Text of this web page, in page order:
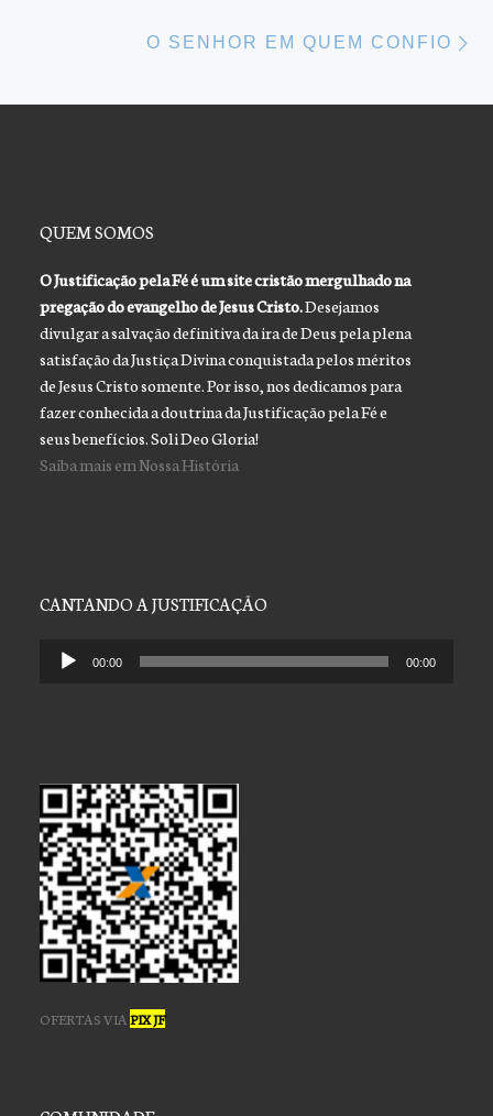
O SENHOR EM QUEM CONFIO
QUEM SOMOS
O Justificação pela Fé é um site cristão mergulhado na
pregação do evangelho de Jesus Cristo.Desejamos
divulgar a salvação definitiva da ira de Deus pela plena
satisfação da Justiça Divina conquistada pelos méritos
de Jesus Cristo somente. Por isso, nos dedicamos para
fazer conhecida a doutrina da Justificação pela Fé e
seus benefícios. Soli Deo Gloria!
Saiba mais em Nossa História
CANTANDO A JUSTIFICAÇÃO
Tocador 00:00 00:00
OFERTAS VIA PIX JF